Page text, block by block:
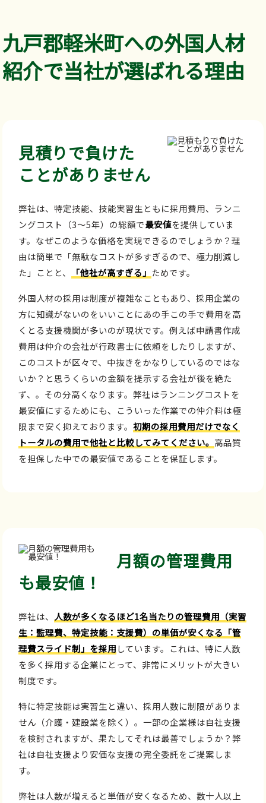
九戸郡軽米町への外国人材
紹介で当社が選ばれる理由
見積りで負けた
ことがありません
弊社は、特定技能、技能実習生ともに採用費用、ランニ
ングコスト（3～5年）の総額で最安値を提供していま
す。なぜこのような価格を実現できるのでしょうか？理
由は簡単で「無駄なコストが多すぎるので、極力削減し
た」ことと、
「他社が高すぎる」 ためです。
外国人材の採用は制度が複雑なこともあり、採用企業の
方に知識がないのをいいことにあの手この手で費用を高
くとる支援機関が多いのが現状です。例えば申請書作成
費用は仲介の会社が行政書士に依頼をしたりしますが、
このコストが区々で、中抜きをかなりしているのではな
いか？と思うくらいの金額を提示する会社が後を絶た
ず、。その分高くなります。弊社はランニングコストを
最安値にするためにも、こういった作業での仲介料は極
限まで安く抑えております。初期の採用費用だけでなく
トータルの費用で他社と比較してみてください。 高品質
を担保した中での最安値であることを保証します。
月額の管理費用
も最安値！
弊社は、 人数が多くなるほど1名当たりの管理費用（実習
生：監理費、特定技能：支援費）の単価が安くなる「管
理費スライド制」を採用しています。これは、特に人数
を多く採用する企業にとって、非常にメリットが大きい
制度です。
特に特定技能は実習生と違い、採用人数に制限がありま
せん（介護・建設業を除く）。一部の企業様は自社支援
を検討されますが、果たしてそれは最善でしょうか？弊
社は自社支援より安価な支援の完全委託をご提案しま
す。
弊社は人数が増えると単価が安くなるため、数十人以上